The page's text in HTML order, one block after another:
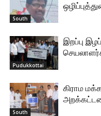
South
Pudukkottai
இறப்பு
South
கிராம